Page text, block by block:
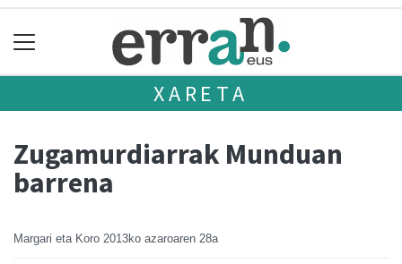
XARETA
Zugamurdiarrak Munduan
barrena
Margari eta Koro 2013ko azaroaren 28a